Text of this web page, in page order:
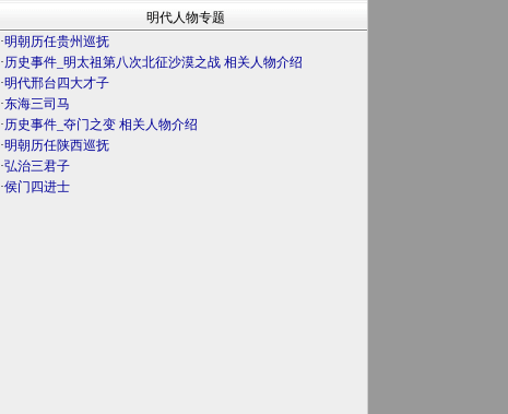
明代人物专题
·明朝历任贵州巡抚
·历史事件_明太祖第八次北征沙漠之战 相关人物介绍
·明代邢台四大才子
·东海三司马
·历史事件_夺门之变 相关人物介绍
·明朝历任陕西巡抚
·弘治三君子
·侯门四进士